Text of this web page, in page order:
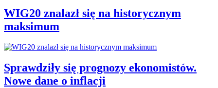
WIG20 znalazł się na historycznym
maksimum
Sprawdziły się prognozy ekonomistów.
Nowe dane o inflacji